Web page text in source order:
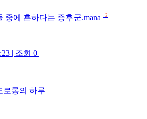
중에 흔하다는 증후군.mana +2
| 조회 0 |
로롱의 하루